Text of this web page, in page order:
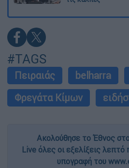
#TAGS
Πειραιάς belharra
Φρεγάτα Κίμων
Ακολούθησε το Έθνος
Live όλες οι εξελίξεις
υπογραφή του